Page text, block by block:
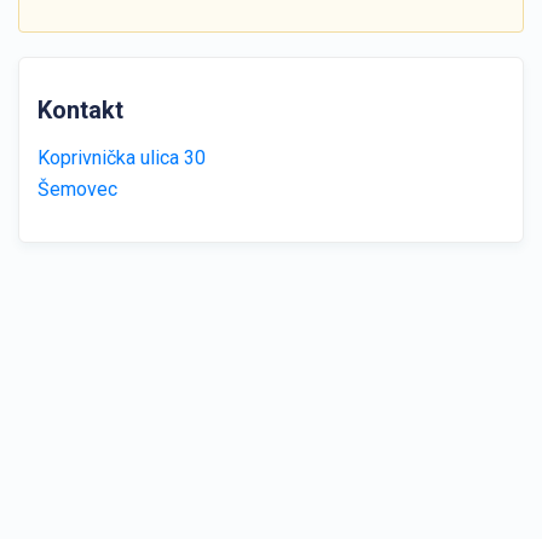
Kontakt
Koprivnička ulica 30
Šemovec